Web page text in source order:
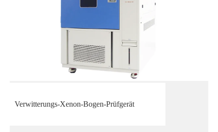
Verwitterungs-Xenon-Bogen-Prüfgerät